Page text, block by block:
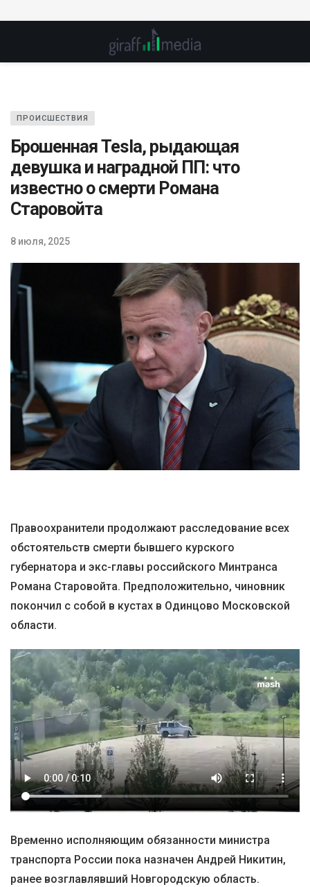
ПРОИСШЕСТВИЯ
Брошенная Tesla, рыдающая
девушка и наградной ПП: что
известно о смерти Романа
Старовойта
8 июля, 2025
Правоохранители продолжают расследование всех
обстоятельств смерти бывшего курского
губернатора и экс-главы российского Минтранса
Романа Старовойта. Предположительно, чиновник
покончил с собой в кустах в Одинцово Московской
области.
Временно исполняющим обязанности министра
транспорта России пока назначен Андрей Никитин,
ранее возглавлявший Новгородскую область.